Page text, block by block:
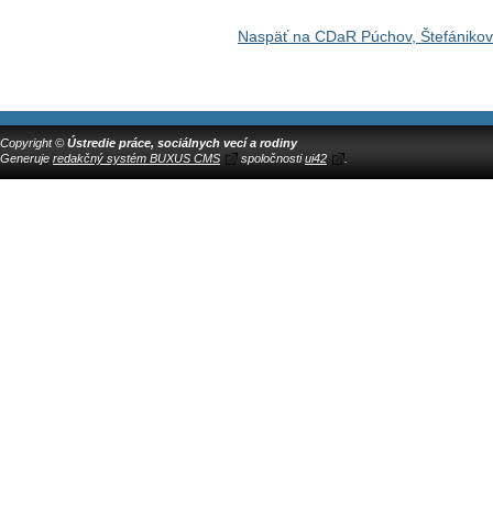
Naspäť na CDaR Púchov,
Copyright © Ústredie práce, sociálnych vecí a rodiny
Generuje redakčný systém BUXUS CMS spoločnostiui42